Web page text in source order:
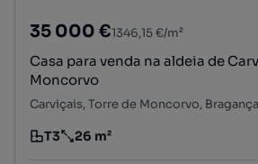
35 000 €1346,15 €/m²
Casa para venda na aldeia de
Moncorvo
Carviçais, Torre de Moncorvo, Bragança
Tipologia
T3
Preço por metro quadrado
26 m²